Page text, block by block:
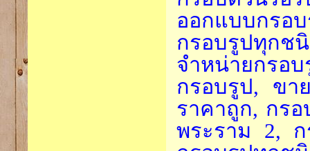
ออกแบบกรอ
กรอบรูปทุกช
จำหน่ายกรอ
กรอบรูป, ขา
ราคาถูก, กร
พระราม 2,